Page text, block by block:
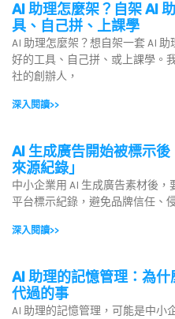
AI 助理怎麼架？自架 AI
具、自己拼、上課學
AI 助理怎麼架？想自架一套 AI
好的工具、自己拼、或上課學。
社的創辦人，
深入閱讀>>
AI 生成廣告開始被標示
來源紀錄」
中小企業用 AI 生成廣告素材後
平台標示紀錄，避免品牌信任、
深入閱讀>>
AI 助理的記憶管理：為
代過的事
AI 助理的記憶管理，可能是中小